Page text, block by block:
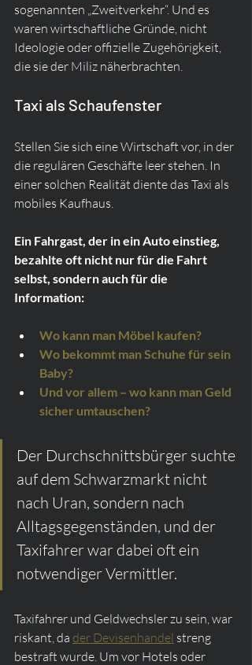
sogenannten „Zweitverkehr“. Und es
waren wirtschaftliche Gründe, nicht
Ideologie oder offizielle Zugehörigkeit,
die sie der Miliz näherbrachten.
Taxi als Schaufenster
Stellen Sie sich eine Wirtschaft vor, in der
die regulären Geschäfte leer stehen. In
einer solchen Realität diente das Taxi als
mobiles Kaufhaus.
Ein Fahrgast, der in ein Auto einstieg,
bezahlte oft nicht nur für die Fahrt
selbst, sondern auch für die
Information:
Wo kann man Möbel kaufen?
Wo bekommt man Schuhe für sein
Baby?
Und vor allem – wo kann man Geld
sicher umtauschen?
Der Durchschnittsbürger suchte
auf dem Schwarzmarkt nicht
nach Uran, sondern nach
Alltagsgegenständen, und der
Taxifahrer war dabei oft ein
notwendiger Vermittler.
Taxifahrer und Geldwechsler zu sein, war
riskant, da der Devisenhandel streng
bestraft wurde. Um vor Hotels oder